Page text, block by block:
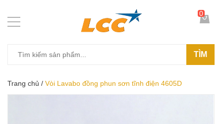
TÌM
0
Trang chủ / Vòi Lavabo đồng phun sơn tĩnh điện 4605D